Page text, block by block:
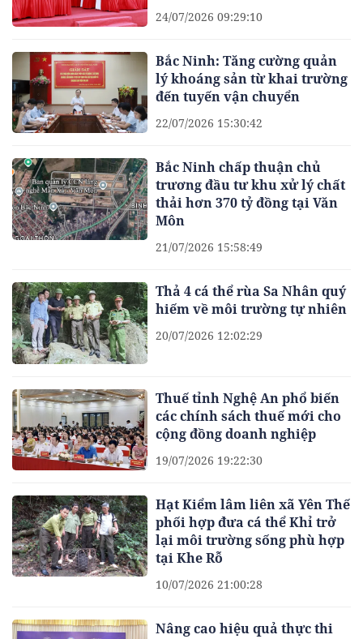
24/07/2026 09:29:10
Bắc Ninh: Tăng cường quản
lý khoáng sản từ khai trường
đến tuyến vận chuyển
22/07/2026 15:30:42
Bắc Ninh chấp thuận chủ
trương đầu tư khu xử lý chất
thải hơn 370 tỷ đồng tại Văn
Môn
21/07/2026 15:58:49
Thả 4 cá thể rùa Sa Nhân quý
hiếm về môi trường tự nhiên
20/07/2026 12:02:29
Thuế tỉnh Nghệ An phổ biến
các chính sách thuế mới cho
cộng đồng doanh nghiệp
19/07/2026 19:22:30
Hạt Kiểm lâm liên xã Yên Thế
phối hợp đưa cá thể Khỉ trở
lại môi trường sống phù hợp
tại Khe Rỗ
10/07/2026 21:00:28
Nâng cao hiệu quả thực thi